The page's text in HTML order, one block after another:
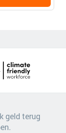
geld terug